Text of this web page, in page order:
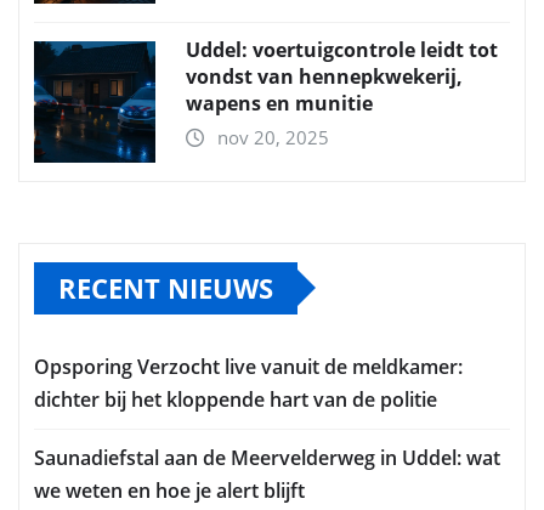
Uddel: voertuigcontrole leidt tot
vondst van hennepkwekerij,
wapens en munitie
nov 20, 2025
RECENT NIEUWS
Opsporing Verzocht live vanuit de meldkamer:
dichter bij het kloppende hart van de politie
Saunadiefstal aan de Meervelderweg in Uddel: wat
we weten en hoe je alert blijft